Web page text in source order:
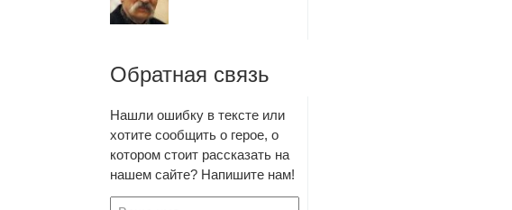
Обратная связь
Нашли ошибку в тексте или
хотите сообщить о герое, о
котором стоит рассказать на
нашем сайте? Напишите нам!